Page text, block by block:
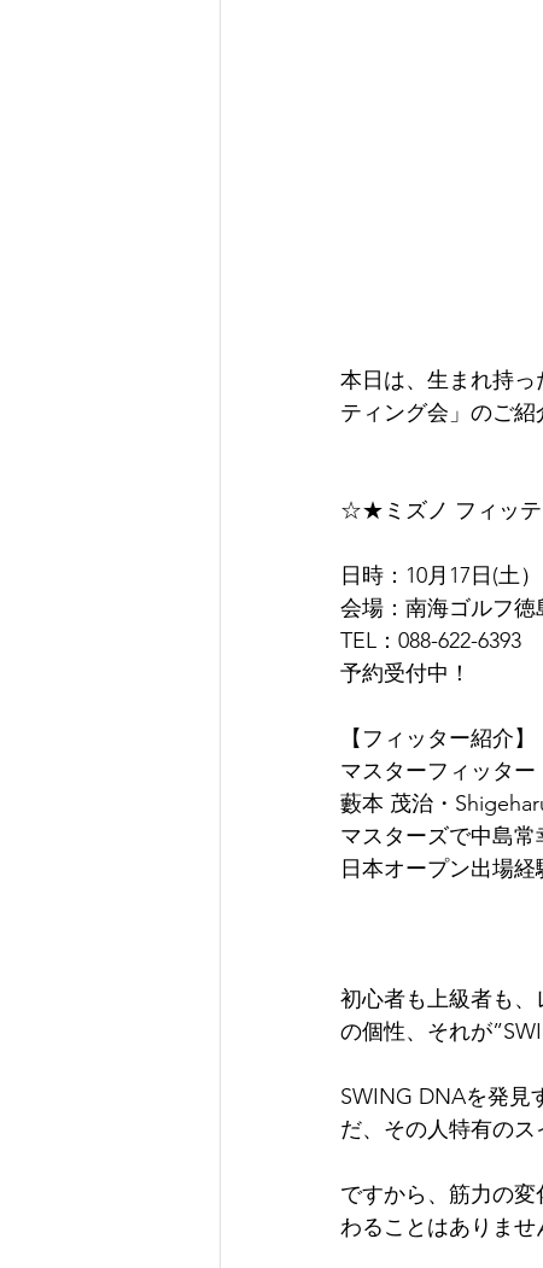
本日は、生まれ持
ティング会」のご紹
☆★ミズノ フィッ
日時：10月17日(土
会場：南海ゴルフ徳
TEL：088-622-6393
予約受付中！
【フィッター紹介】
マスターフィッター
藪本 茂治・
マスターズで中島
日本オープン出場経
初心者も上級者も
の個性、それが
SWING DNAを発見
だ、その人特有のス
ですから、筋力の
わることはありませ